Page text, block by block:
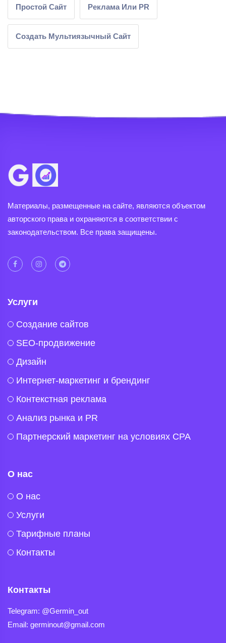
Простой Сайт Реклама Или PR
Создать Мультиязычный Сайт
Материалы, размещенные на сайте, являются объектом
авторского права и охраняются в соответствии с
законодательством. Все права защищены.
Услуги
Создание сайтов
SEO-продвижение
Дизайн
Интернет-маркетинг и брендинг
Контекстная реклама
Анализ рынка и PR
Партнерский маркетинг на условиях CPA
О нас
O нас
Услуги
Тарифные планы
Контакты
Контакты
Telegram: @Germin_out
Email: germinout@gmail.com